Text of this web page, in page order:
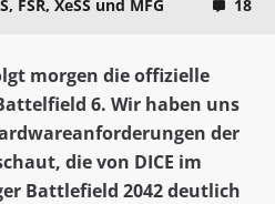
FSR, XeSS und MFG 18
morgen die offizielle
6. Wir haben uns
der
die von DICE im
Battlefield 2042 deutlich